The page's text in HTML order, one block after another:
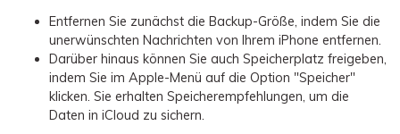
Entfernen Sie zunächst die Backup-Größe, indem Sie die
unerwünschten Nachrichten von Ihrem iPhone entfernen.
Darüber hinaus können Sie auch Speicherplatz freigeben,
indem Sie im Apple-Menü auf die Option "Speicher"
klicken. Sie erhalten Speicherempfehlungen, um die
Daten in iCloud zu sichern.